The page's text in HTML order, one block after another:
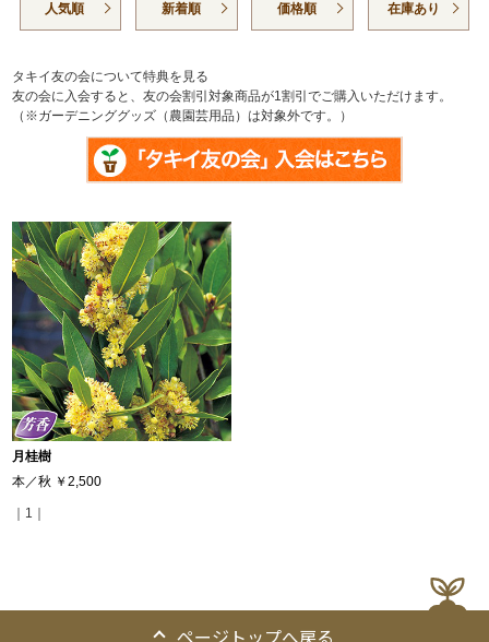
人気順 新着順 価格順 在庫あり
タキイ友の会について特典を見る
友の会に入会すると、友の会割引対象商品が1割引でご購入いただけます。
（※ガーデニンググッズ（農園芸用品）は対象外です。）
月桂樹
本／秋 ￥2,500
｜1｜
ページトップへ戻る